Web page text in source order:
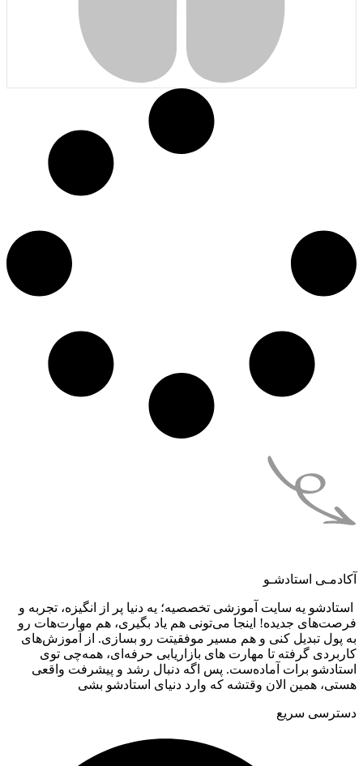
آکادمـی استادشـو
استادشو یه سایت آموزشی تخصصیه؛ یه دنیا پر از انگیزه، تجربه و
فرصت‌های جدیده! اینجا می‌تونی هم یاد بگیری، هم مهارت‌هات رو
به پول تبدیل کنی و هم مسیر موفقیتت رو بسازی. از آموزش‌های
کاربردی گرفته تا مهارت های بازاریابی حرفه‌ای، همه‌چی توی
استادشو برات آماده‌ست. پس اگه دنبال رشد و پیشرفت واقعی
هستی، همین الان وقتشه که وارد دنیای استادشو بشی
دسترسی سریع